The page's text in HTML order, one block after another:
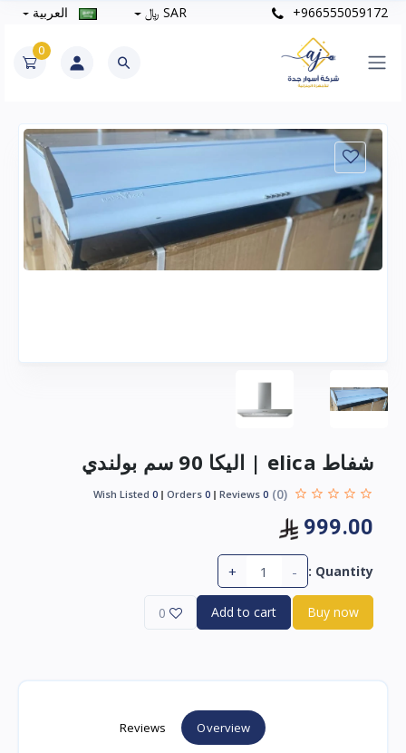
+966555059172 SAR ﷼ العربية
0
شفاط elica | اليكا 90 سم بولندي
(0)
0
0
0
999.00
Quantity :
-
+
Buy now
Add to cart
0
Overview
Reviews